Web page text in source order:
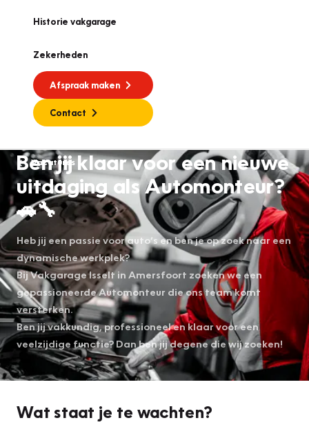
Historie vakgarage
Zekerheden
Afspraak maken
Contact
Vacatures
Ben jij klaar voor een nieuwe
uitdaging als Automonteur?
🚗🔧
Heb jij een passie voor auto’s en ben je op zoek naar een
dynamische werkplek?
Bij Vakgarage Isselt in Amersfoort zoeken we een
gepassioneerde Automonteur die ons team komt
versterken.
Ben jij vakkundig, professioneel en klaar voor een
veelzijdige functie? Dan ben jij degene die wij zoeken!
Wat staat je te wachten?